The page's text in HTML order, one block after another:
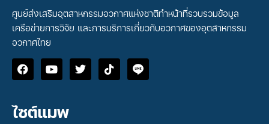
ศูนย์ส่งเสริมอุตสาหกรรมอวกาศแห่งชาติทำหน้าที่รวบรวมข้อมูล
เครือข่ายการวิจัย และการบริการเกี่ยวกับอวกาศของอุตสาหกรรม
อวกาศไทย
ไซต์แมพ